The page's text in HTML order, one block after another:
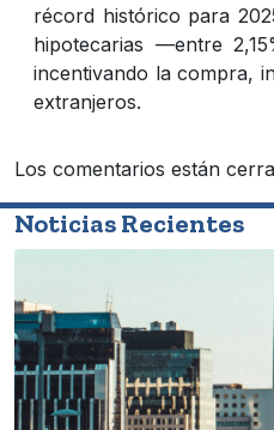
récord histórico para
hipotecarias —entre
incentivando la compra,
extranjeros.
Los comentarios están
Noticias Recientes